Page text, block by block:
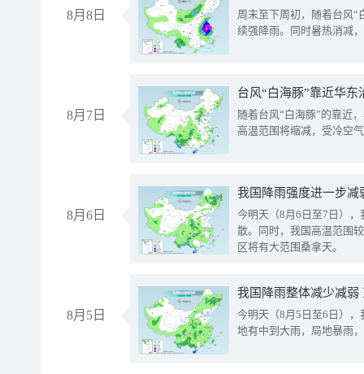
8月8日
周末至下周初，随着台风“
续强降雨。同时暑热消减
8月7日
台风“白海豚”靠近华
随着台风“白海豚”的靠近
高温范围将缩减，受冷空
8月6日
今明天（8月6日至7日）
散。同时，我国高温范围
区将有大范围桑拿天。
8月5日
我国降雨整体减少减弱
今明天（8月5日至6日）
地有中到大雨，局地暴雨